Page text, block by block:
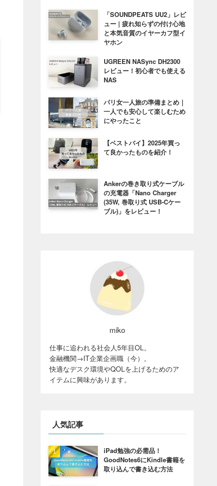
「SOUNDPEATS UU2」レビ
ュー | 疲れ知らずの付け心地
と本気音質のイヤーカフ型イ
ヤホン
UGREEN NASync DH2300
レビュー！初心者でも使える
NAS
パリ女一人旅の準備まとめ｜
一人でも安心して楽しむため
にやったこと
【ベストバイ】2025年買っ
て良かったものを紹介！
Ankerの巻き取り式ケーブル
の充電器「Nano Charger
(35W, 巻取り式 USB-Cケー
ブル)」をレビュー！
miko
仕事に追われる社会人5年目OL。
金融機関→IT企業企画職（今）。
快適なデスク環境やQOLを上げるためのア
イテムに興味があります。
人気記事
iPad勉強の必需品！
GoodNotes6にKindle書籍を
取り込んで書き込む方法